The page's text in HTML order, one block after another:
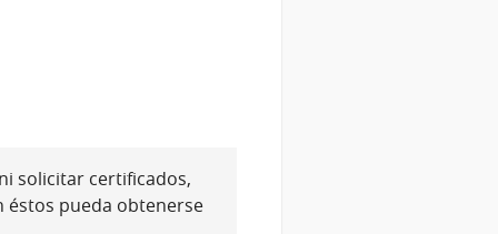
solicitar certificados,
pueda obtenerse